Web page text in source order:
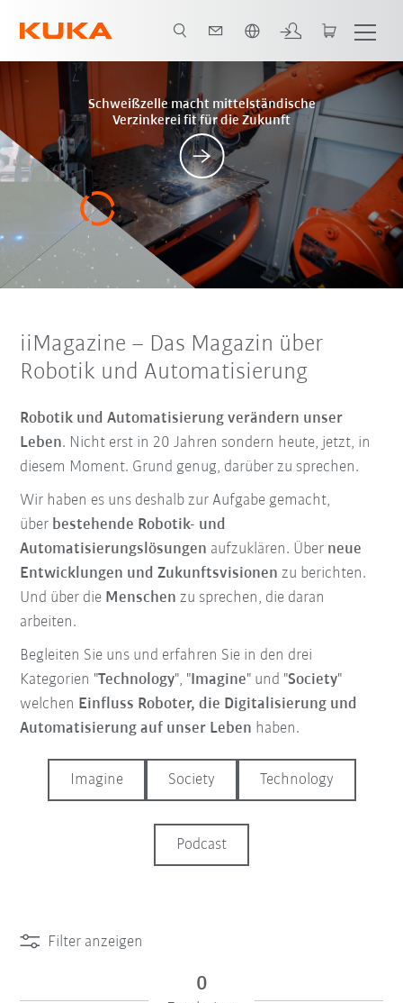
Posts
Schweißzelle macht mittelständische
Verzinkerei fit für die Zukunft
iiMagazine – Das Magazin über
Robotik und Automatisierung
Robotik und Automatisierung verändern unser
Leben. Nicht erst in 20 Jahren sondern heute, jetzt, in
diesem Moment. Grund genug, darüber zu sprechen.
Wir haben es uns deshalb zur Aufgabe gemacht,
über bestehende Robotik- und
Automatisierungslösungen aufzuklären. Über neue
Entwicklungen und Zukunftsvisionen zu berichten.
Und über die Menschenzu sprechen, die daran
arbeiten.
Begleiten Sie uns und erfahren Sie in den drei
Kategorien "Technology", "Imagine" und "Society"
welchen Einfluss Roboter, die Digitalisierung und
Automatisierung auf unser Leben haben.
Imagine Society Technology
Podcast
Filter anzeigen
0